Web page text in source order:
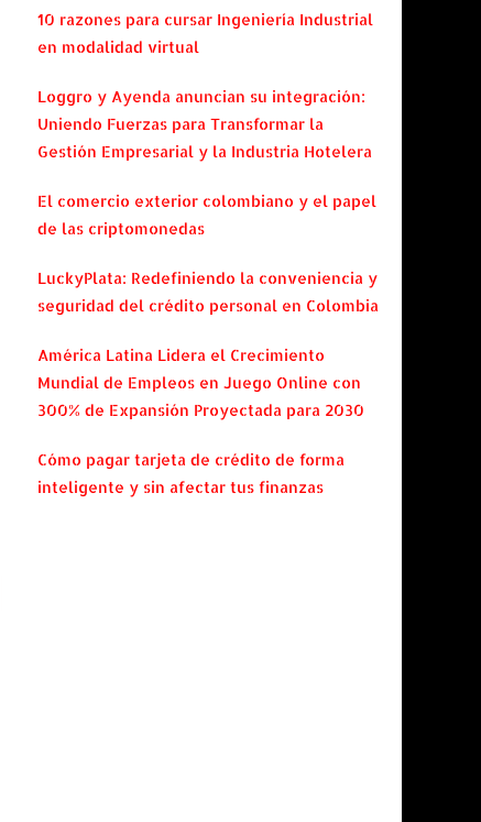
10 razones para cursar Ingeniería Industrial
en modalidad virtual
Loggro y Ayenda anuncian su integración:
Uniendo Fuerzas para Transformar la
Gestión Empresarial y la Industria Hotelera
El comercio exterior colombiano y el papel
de las criptomonedas
LuckyPlata: Redefiniendo la conveniencia y
seguridad del crédito personal en Colombia
América Latina Lidera el Crecimiento
Mundial de Empleos en Juego Online con
300% de Expansión Proyectada para 2030
Cómo pagar tarjeta de crédito de forma
inteligente y sin afectar tus finanzas